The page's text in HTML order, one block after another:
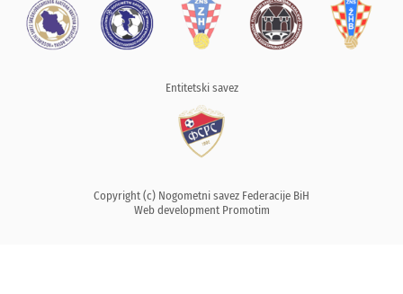
Entitetski savez
Copyright (c) Nogometni savez Federacije BiH
Web development Promotim